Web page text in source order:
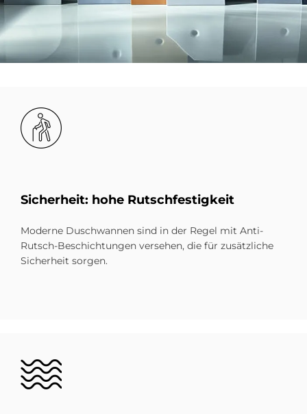
Bild
Si­cher­heit: hohe Rutsch­fe­stig­keit
Moderne Duschwannen sind in der Regel mit Anti-
Rutsch-Beschichtungen versehen, die für zusätzliche
Sicherheit sorgen.
Bild